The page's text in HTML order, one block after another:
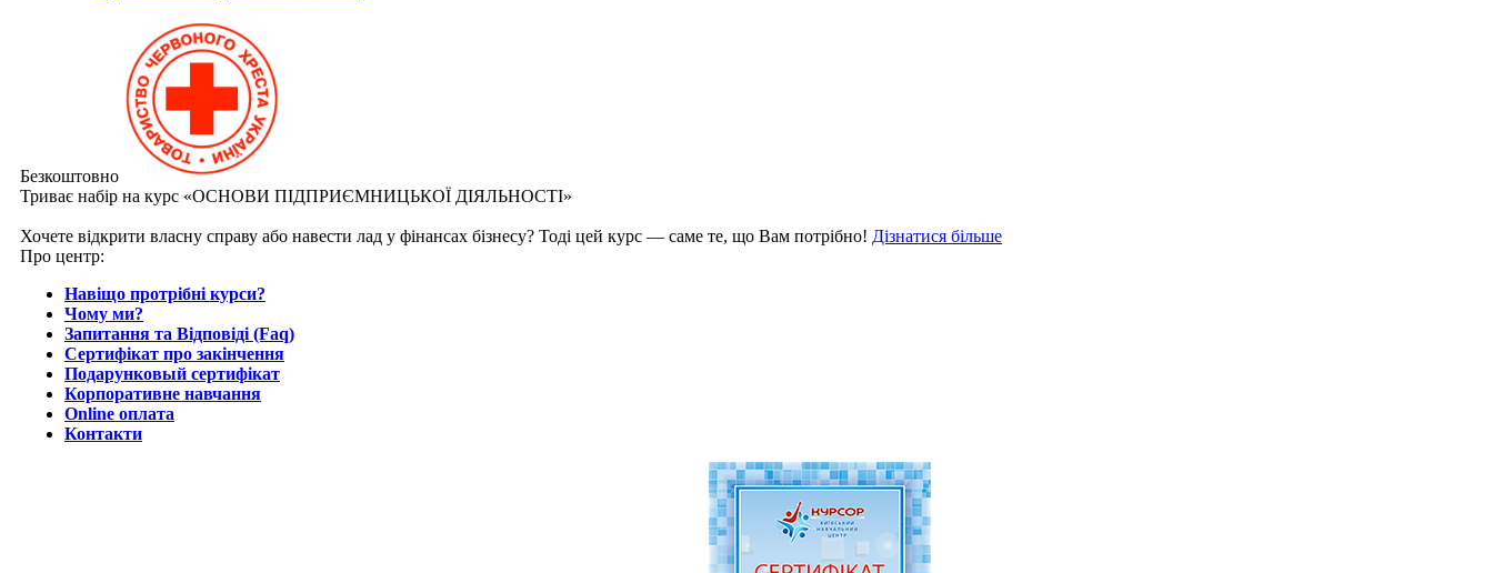
Безкоштовно
Триває набір на курс «ОСНОВИ ПІДПРИЄМНИЦЬКОЇ ДІЯЛЬНОСТІ»
Хочете відкрити власну справу або навести лад у фінансах бізнесу? Тоді цей курс — саме те, що Вам потрібно! Дізнатися більше
Про центр:
Навіщо протрібні курси?
Чому ми?
Запитання та Відповіді (Faq)
Сертифікат про закінчення
Подарунковый сертифікат
Корпоративне навчання
Online оплата
Контакти